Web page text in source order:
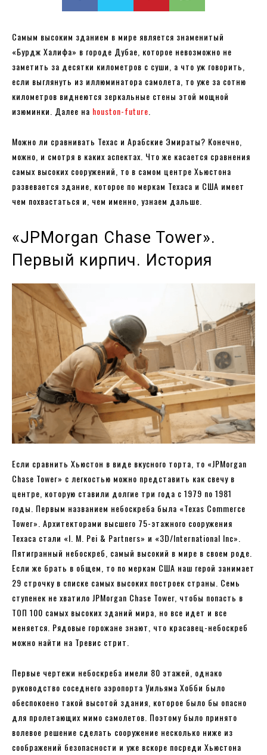
Самым высоким зданием в мире является знаменитый
«Бурдж Халифа» в городе Дубае, которое невозможно не
заметить за десятки километров с суши, а что уж говорить,
если выглянуть из иллюминатора самолета, то уже за сотню
километров виднеются зеркальные стены этой мощной
изюминки. Далее на houston-future
Можно ли сравнивать Техас и Арабские Эмираты? Конечно,
можно, и смотря в каких аспектах. Что же касается сравнения
самых высоких сооружений, то в самом центре Хьюстона
развевается здание, которое по меркам Техаса и США имеет
чем похвастаться и, чем именно, узнаем дальше.
«JPMorgan Chase Tower».
Первый кирпич. История
Если сравнить Хьюстон в виде вкусного торта, то «JPMorgan
Chase Tower» с легкостью можно представить как свечу в
центре, которую ставили долгие три года с 1979 по 1981
годы. Первым названием небоскреба была «Texas Commerce
Tower». Архитекторами высшего 75-этажного сооружения
Техаса стали «I. M. Pei & Partners» и «3D/International Inc».
Пятигранный небоскреб, самый высокий в мире в своем роде.
Если же брать в общем, то по меркам США наш герой занимает
29 строчку в списке самых высоких построек страны. Семь
ступенек не хватило JPMorgan Chase Tower, чтобы попасть в
ТОП 100 самых высоких зданий мира, но все идет и все
меняется. Рядовые горожане знают, что красавец-небоскреб
можно найти на Тревис стрит.
Первые чертежи небоскреба имели 80 этажей, однако
руководство соседнего аэропорта Уильяма Хобби было
обеспокоено такой высотой здания, которое было бы опасно
для пролетающих мимо самолетов. Поэтому было принято
волевое решение сделать сооружение несколько ниже из
соображений безопасности и уже вскоре посреди Хьюстона